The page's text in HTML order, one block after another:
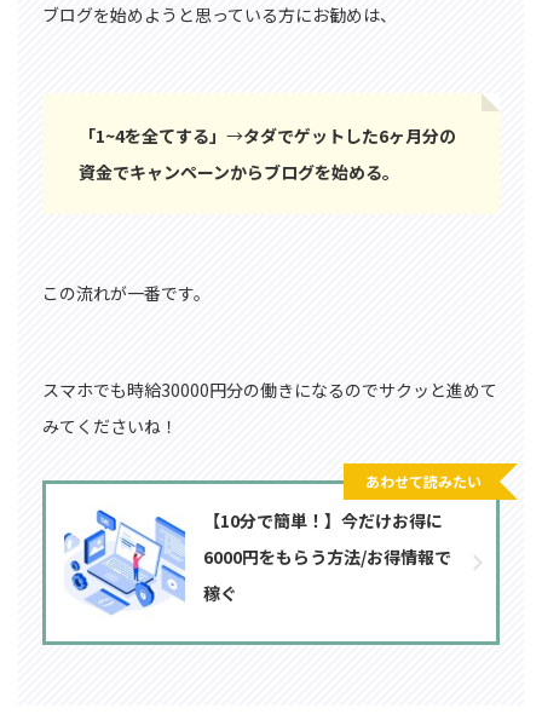
ブログを始めようと思っている方にお勧めは、
「1~4を全てする」 →タダでゲットした6ヶ月分の
資金でキャンペーンからブログを始める。
この流れが一番です。
スマホでも時給30000円分の働きになるのでサクッと進めて
みてくださいね！
【10分で簡単！】今だけお得に
6000円をもらう方法/お得情報で
稼ぐ
あわせて読みたい